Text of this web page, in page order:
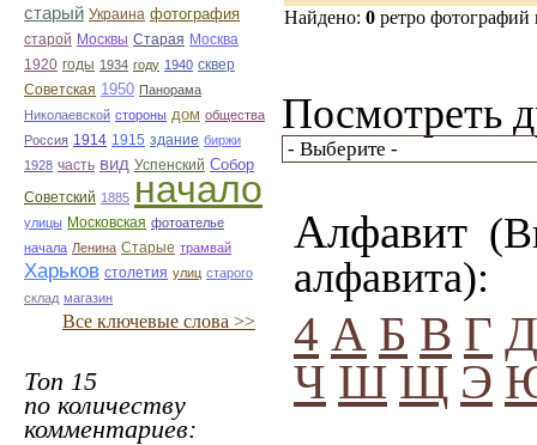
старый Украина фотография
старой Москвы Старая Москва
1920 годы 1934 году 1940 сквер
Советская 1950 Панорама
Николаевской стороны дом общества
Россия 1914 1915 здание биржи
1928 часть вид Успенский Собор
Советский 1885 начало
улицы Московская фотоателье
начала Ленина Старые трамвай
Харьков столетия улиц старого
склад магазин
Все ключевые слова >>
Топ 15
по количеству
комментариев:
Найдено: 0 ретро
Посмотреть
Алфавит
алфавита):
4 А Б В Г Д
Ч Ш Щ Э